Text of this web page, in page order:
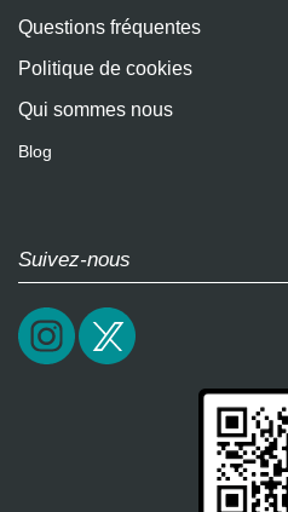
Questions fréquentes
Politique de cookies
Qui sommes nous
Blog
Suivez-nous